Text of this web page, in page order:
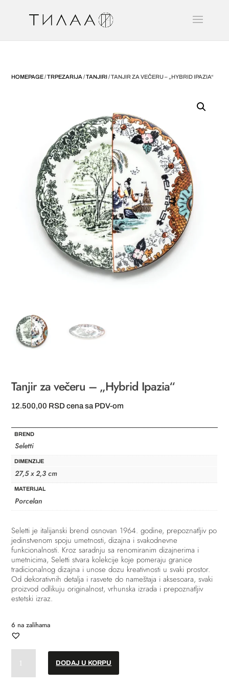
HOMEPAGE/TRPEZARIJA /TANJIRI/ TANJIR ZA VEČERU – „HYBRID IPAZIA“
Tanjir za večeru – „Hybrid Ipazia“
12.500,00 RSD cena sa PDV-om
BREND
Seletti
DIMENZIJE
27,5 x 2,3 cm
MATERIJAL
Porcelan
Seletti je italijanski brend osnovan 1964. godine, prepoznatljiv po
jedinstvenom spoju umetnosti, dizajna i svakodnevne
funkcionalnosti. Kroz saradnju sa renomiranim dizajnerima i
umetnicima, Seletti stvara kolekcije koje pomeraju granice
tradicionalnog dizajna i unose dozu kreativnosti u svaki prostor.
Od dekorativnih detalja i rasvete do nameštaja i aksesoara, svaki
proizvod odlikuju originalnost, vrhunska izrada i prepoznatljiv
estetski izraz.
6 na zalihama
večeru
DODAJ U KORPU